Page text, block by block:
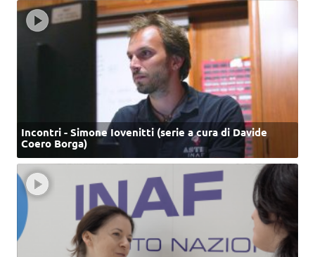
Incontri - Simone Iovenitti (serie a cura di Davide
Coero Borga)